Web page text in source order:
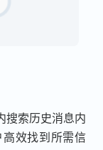
搜索历史消息内
效找到所需信